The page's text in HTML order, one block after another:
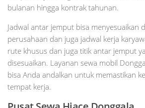
bulanan hingga kontrak tahunan.
Jadwal antar jemput bisa menyesuaikan
perusahaan dan juga jadwal kerja
rute khusus dan juga titik antar jemput
disesuaikan. Layanan sewa mobil
bisa Anda andalkan untuk memastikan
tempat kerja.